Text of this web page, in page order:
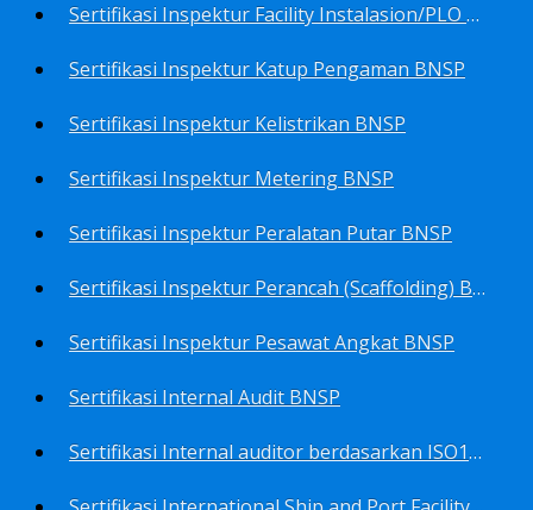
Sertifikasi Inspektur Facility Instalasion/PLO BNSP
Sertifikasi Inspektur Katup Pengaman BNSP
Sertifikasi Inspektur Kelistrikan BNSP
Sertifikasi Inspektur Metering BNSP
Sertifikasi Inspektur Peralatan Putar BNSP
Sertifikasi Inspektur Perancah (Scaffolding) BNSP
Sertifikasi Inspektur Pesawat Angkat BNSP
Sertifikasi Internal Audit BNSP
Sertifikasi Internal auditor berdasarkan ISO17025.2017 Pedoman Panduan Mutu&Prosedur Laboratorium BNSP